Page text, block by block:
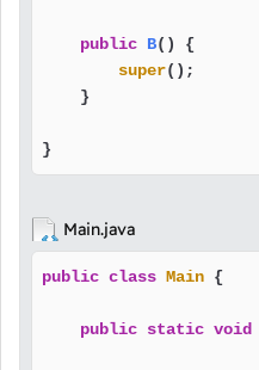
public B()
super
    }
}
Main.java
public class Main {
public static void